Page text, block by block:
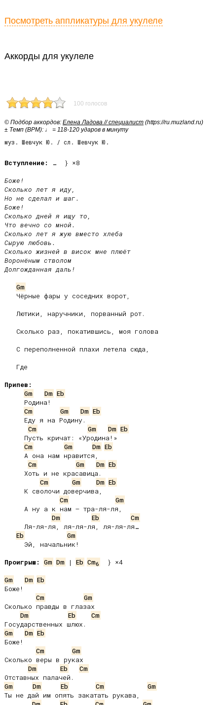
Аккорды для укулеле
100 голосов
© Подбор аккордов: Елена Ладова // специалист (https://ru.muzland.ru)
± Темп (BPM): ♩ = 118-120 ударов в минуту
муз. Шевчук Ю. / сл. Шевчук Ю.
Вступление:
…  } ×8
Боже!
Сколько лет я иду,
Но не сделал и шаг.
Боже!
Сколько дней я ищу то,
Что вечно со мной.
Сколько лет я жую вместо хлеба
Сырую любовь.
Сколько жизней в висок мне плюёт
Воронёным стволом
Долгожданная даль!
Gm
Припев:
Gm
Dm Eb
Cm
Gm Dm Eb
Cm
Gm Dm Eb
Cm
Gm Dm Eb
Cm
Gm Dm Eb
Cm
Gm Dm Eb
Cm
Gm
Dm
Eb
Cm
Eb
Gm
Проигрыш:
Gm Dm | Eb Cm6
  } ×4
Gm
Dm Eb
Боже!
Cm
Gm
Сколько правды в глазах
Dm
Eb
Cm
Gm
Dm Eb
Боже!
Cm
Gm
Сколько веры в руках
Dm
Eb
Cm
Gm
Dm Eb Cm
Gm
Ты не дай им опять закатать рукава,
Посмотреть аппликатуры для укулеле